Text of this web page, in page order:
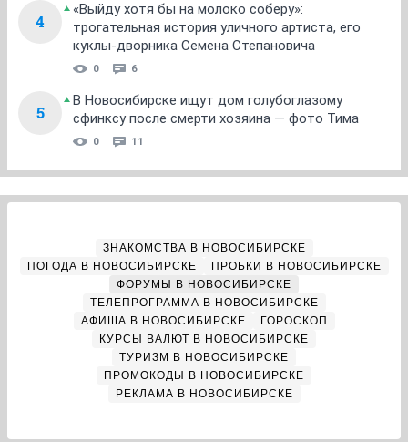
4
«Выйду хотя бы на молоко соберу»:
трогательная история уличного артиста, его
куклы-дворника Семена Степановича
0 6
5
В Новосибирске ищут дом голубоглазому
сфинксу после смерти хозяина — фото Тима
0 11
ЗНАКОМСТВА В НОВОСИБИРСКЕ
ПОГОДА В НОВОСИБИРСКЕ
ПРОБКИ В НОВОСИБИРСКЕ
ФОРУМЫ В НОВОСИБИРСКЕ
ТЕЛЕПРОГРАММА В НОВОСИБИРСКЕ
АФИША В НОВОСИБИРСКЕ
ГОРОСКОП
КУРСЫ ВАЛЮТ В НОВОСИБИРСКЕ
ТУРИЗМ В НОВОСИБИРСКЕ
ПРОМОКОДЫ В НОВОСИБИРСКЕ
РЕКЛАМА В НОВОСИБИРСКЕ